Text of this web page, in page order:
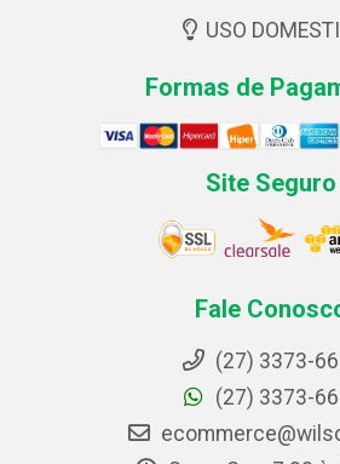
USO
Formas de
Site Seguro
Fale
(27) 3373-
(27) 3373-